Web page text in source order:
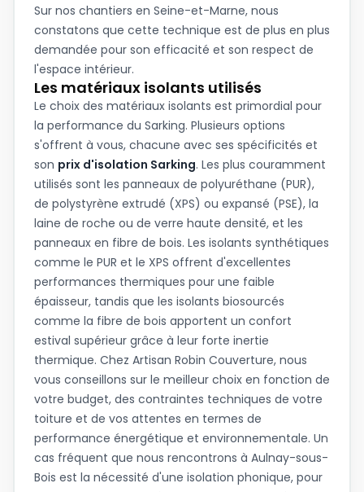
Sur nos chantiers en Seine-et-Marne, nous
constatons que cette technique est de plus en plus
demandée pour son efficacité et son respect de
l'espace intérieur.
Les matériaux isolants utilisés
Le choix des matériaux isolants est primordial pour
la performance du Sarking. Plusieurs options
s'offrent à vous, chacune avec ses spécificités et
son prix d'isolation Sarking. Les plus couramment
utilisés sont les panneaux de polyuréthane (PUR),
de polystyrène extrudé (XPS) ou expansé (PSE), la
laine de roche ou de verre haute densité, et les
panneaux en fibre de bois. Les isolants synthétiques
comme le PUR et le XPS offrent d'excellentes
performances thermiques pour une faible
épaisseur, tandis que les isolants biosourcés
comme la fibre de bois apportent un confort
estival supérieur grâce à leur forte inertie
thermique. Chez Artisan Robin Couverture, nous
vous conseillons sur le meilleur choix en fonction de
votre budget, des contraintes techniques de votre
toiture et de vos attentes en termes de
performance énergétique et environnementale. Un
cas fréquent que nous rencontrons à Aulnay-sous-
Bois est la nécessité d'une isolation phonique, pour